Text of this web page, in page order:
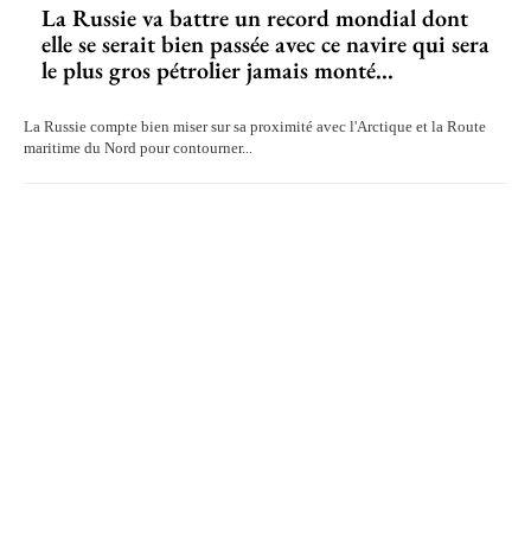
La Russie va battre un record mondial dont
elle se serait bien passée avec ce navire qui sera
le plus gros pétrolier jamais monté...
La Russie compte bien miser sur sa proximité avec l'Arctique et la Route
maritime du Nord pour contourner...